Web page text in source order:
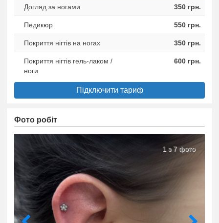
Догляд за ногами 350 грн.
Педикюр 550 грн.
Покриття нігтів на ногах 350 грн.
Покриття нігтів гель-лаком /
ноги
600 грн.
Підключити тариф
Фото робіт
1 з 7 фото